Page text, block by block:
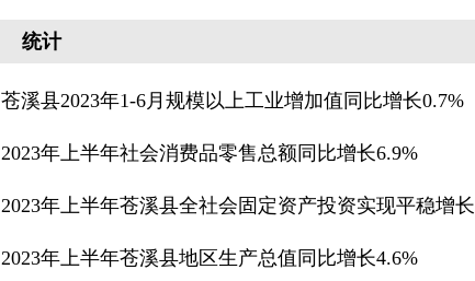
统计
苍溪县2023年1-6月规模以上工业增加值同比增长0.7%
2023年上半年社会消费品零售总额同比增长6.9%
2023年上半年苍溪县全社会固定资产投资实现平稳增长
2023年上半年苍溪县地区生产总值同比增长4.6%